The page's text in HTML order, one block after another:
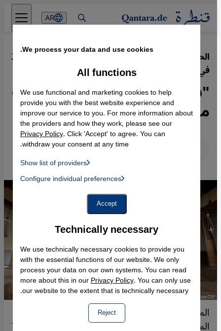
Direkt zum Inhalt springen
AR
الحزن يخيم على احتفالات عيد الميلاد
في بيت لحم
·
26.12.2023
"شوارع بيت لحم أصبحت شبه
مهجورة"
English عربي
المغارة التي يُعتقد أن المسيح ولد فيها في كنيسة
المهد بمدينة بيت لحم الفلسطينية. الصورة من: Tania
We process your data and use cookies.
Technically necessary
We use technically necessary cookies to provide you
with the essential functions of our website. We only
process your data on our own systems. You can read
more about this in ourPrivacy Policy. You can only use
our website to the extent that is technically necessary.
Reject
All functions
We use functional and marketing cookies to help
provide you with the best website experience and
improve our service to you. For more information about
the providers and how they work, please see our
Privacy Policy. Click 'Accept' to agree. You can
withdraw your consent at any time.
Show list of providers
Instagram Embed, Twitter Embed, Youtube Embed
Facebook Embed / Facebook Connect
Google Maps Embed
Configure individual preferences
Accept